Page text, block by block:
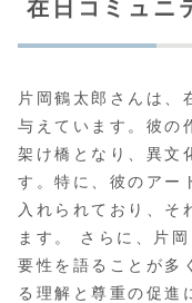
在日コミュニ
片岡鶴太郎さんは、
与えています。彼の
架け橋となり、異文
す。特に、彼のアー
入れられており、そ
ます。 さらに、片
要性を語ることが多
る理解と尊重の促進